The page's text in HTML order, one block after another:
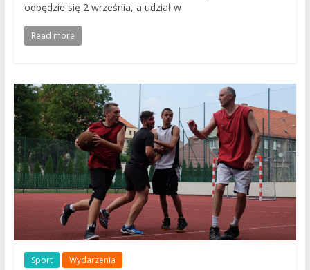
odbędzie się 2 września, a udział w
Read more
Sport Wydarzenia